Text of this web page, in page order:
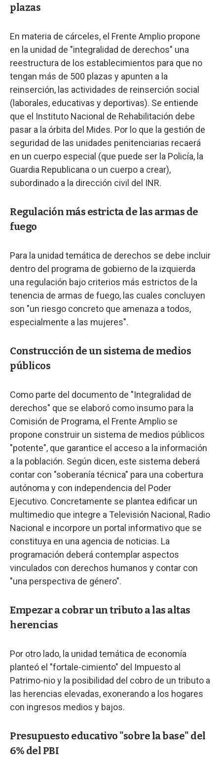
plazas
En materia de cárceles, el Frente Amplio propone
en la unidad de "integralidad de derechos" una
reestructura de los establecimientos para que no
tengan más de 500 plazas y apunten a la
reinserción, las actividades de reinserción social
(laborales, educativas y deportivas). Se entiende
que el Instituto Nacional de Rehabilitación debe
pasar a la órbita del Mides. Por lo que la gestión de
seguridad de las unidades penitenciarias recaerá
en un cuerpo especial (que puede ser la Policía, la
Guardia Republicana o un cuerpo a crear),
subordinado a la dirección civil del INR.
Regulación más estricta de las armas de
fuego
Para la unidad temática de derechos se debe incluir
dentro del programa de gobierno de la izquierda
una regulación bajo criterios más estrictos de la
tenencia de armas de fuego, las cuales concluyen
son "un riesgo concreto que amenaza a todos,
especialmente a las mujeres".
Construcción de un sistema de medios
públicos
Como parte del documento de "Integralidad de
derechos" que se elaboró como insumo para la
Comisión de Programa, el Frente Amplio se
propone construir un sistema de medios públicos
"potente", que garantice el acceso a la información
a la población. Según dicen, este sistema deberá
contar con "soberanía técnica" para una cobertura
autónoma y con independencia del Poder
Ejecutivo. Concretamente se plantea edificar un
multimedio que integre a Televisión Nacional, Radio
Nacional e incorpore un portal informativo que se
constituya en una agencia de noticias. La
programación deberá contemplar aspectos
vinculados con derechos humanos y contar con
"una perspectiva de género".
Empezar a cobrar un tributo a las altas
herencias
Por otro lado, la unidad temática de economía
planteó el "fortale-cimiento" del Impuesto al
Patrimo-nio y la posibilidad del cobro de un tributo a
las herencias elevadas, exonerando a los hogares
con ingresos medios y bajos.
Presupuesto educativo "sobre la base" del
6% del PBI